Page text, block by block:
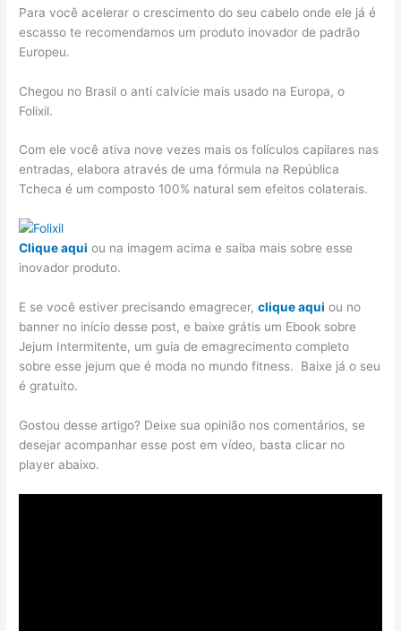
Para você acelerar o crescimento do seu cabelo onde ele já é
escasso te recomendamos um produto inovador de padrão
Europeu.
Chegou no Brasil o anti calvície mais usado na Europa, o
Folixil.
Com ele você ativa nove vezes mais os folículos capilares nas
entradas, elabora através de uma fórmula na República
Tcheca é um composto 100% natural sem efeitos colaterais.
Clique aqui ou na imagem acima e saiba mais sobre esse
inovador produto.
E se você estiver precisando emagrecer,clique aqui ou no
banner no início desse post, e baixe grátis um Ebook sobre
Jejum Intermitente, um guia de emagrecimento completo
sobre esse jejum que é moda no mundo fitness. Baixe já o seu
é gratuito.
Gostou desse artigo? Deixe sua opinião nos comentários, se
desejar acompanhar esse post em vídeo, basta clicar no
player abaixo.